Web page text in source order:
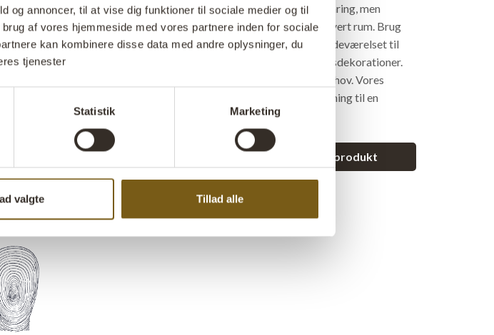
og annoncer, til at vise dig funktioner til sociale medier og til
af vores hjemmeside med vores partnere inden for sociale
kan kombinere disse data med andre oplysninger, du
tjenester
Statistik Marketing
valgte Tillad alle
alsidige vogn tilbyder ikke kun bekvem opbevaring, men
tilføjer også et strejf af naturlig skønhed til ethvert rum. Brug
den i køkkenet til at organisere krydderier, i badeværelset til
toiletartikler eller i stuen til at vise dine yndlingsdekorationer.
Med hjulene kan du let flytte den rundt efter behov. Vores
jernrullevogn med træbakker er den ideelle løsning til en
praktisk og stilfuld indretning.
Stil et spørgsmål vedrørende dette produkt